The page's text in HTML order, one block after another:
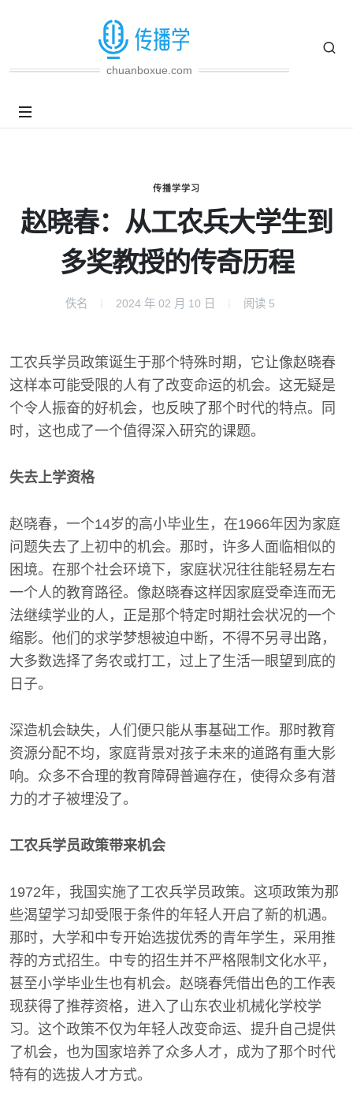
chuanboxue.com
传播学学习
赵晓春：从工农兵大学生到
多奖教授的传奇历程
佚名 2024 年 02 月 10 日 阅读 5
工农兵学员政策诞生于那个特殊时期，它让像赵晓春
这样本可能受限的人有了改变命运的机会。这无疑是
个令人振奋的好机会，也反映了那个时代的特点。同
时，这也成了一个值得深入研究的课题。
失去上学资格
赵晓春，一个14岁的高小毕业生，在1966年因为家庭
问题失去了上初中的机会。那时，许多人面临相似的
困境。在那个社会环境下，家庭状况往往能轻易左右
一个人的教育路径。像赵晓春这样因家庭受牵连而无
法继续学业的人，正是那个特定时期社会状况的一个
缩影。他们的求学梦想被迫中断，不得不另寻出路，
大多数选择了务农或打工，过上了生活一眼望到底的
日子。
深造机会缺失，人们便只能从事基础工作。那时教育
资源分配不均，家庭背景对孩子未来的道路有重大影
响。众多不合理的教育障碍普遍存在，使得众多有潜
力的才子被埋没了。
工农兵学员政策带来机会
1972年，我国实施了工农兵学员政策。这项政策为那
些渴望学习却受限于条件的年轻人开启了新的机遇。
那时，大学和中专开始选拔优秀的青年学生，采用推
荐的方式招生。中专的招生并不严格限制文化水平，
甚至小学毕业生也有机会。赵晓春凭借出色的工作表
现获得了推荐资格，进入了山东农业机械化学校学
习。这个政策不仅为年轻人改变命运、提升自己提供
了机会，也为国家培养了众多人才，成为了那个时代
特有的选拔人才方式。